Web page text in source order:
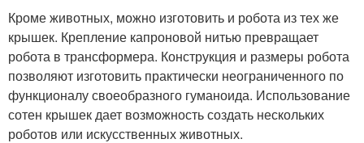
Кроме животных, можно изготовить и робота из тех же
крышек. Крепление капроновой нитью превращает
робота в трансформера. Конструкция и размеры робота
позволяют изготовить практически неограниченного по
функционалу своеобразного гуманоида. Использование
сотен крышек дает возможность создать нескольких
роботов или искусственных животных.